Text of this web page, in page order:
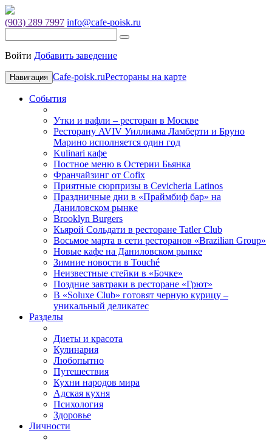
(903) 289 7997 info@cafe-poisk.ru
Войти Добавить заведение
Навигация Cafe-poisk.ruРестораны на карте
События
Утки и вафли – ресторан в Москве
Ресторану AVIV Уиллиама Ламберти и Бруно
Марино исполняется один год
Kulinari кафе
Постное меню в Остерии Бьянка
Франчайзинг от Cofix
Приятные сюрпризы в Cevicheria Latinos
Праздничные дни в «Праймбиф бар» на
Даниловском рынке
Brooklyn Burgers
Кьярой Сольдати в ресторане Tatler Club
Восьмое марта в сети ресторанов «Brazilian Group»
Новые кафе на Даниловском рынке
Зимние новости в Touché
Неизвестные стейки в «Бочке»
Поздние завтраки в ресторане «Грют»
В «Soluxe Club» готовят черную курицу –
уникальный деликатес
Разделы
Диеты и красота
Кулинария
Любопытно
Путешествия
Кухни народов мира
Адская кухня
Психология
Здоровье
Личности